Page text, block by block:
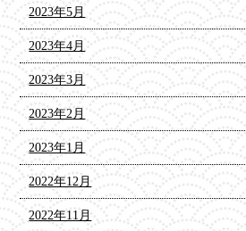
2023年5月
2023年4月
2023年3月
2023年2月
2023年1月
2022年12月
2022年11月